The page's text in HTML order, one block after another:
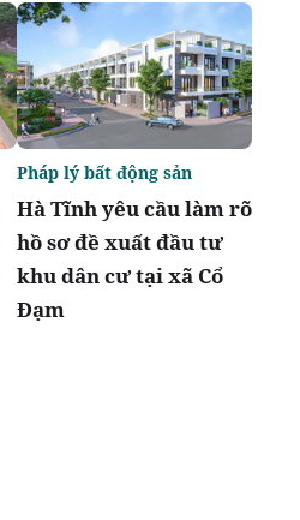
Hà Tĩnh yêu cầu làm rõ
hồ sơ đề xuất đầu tư
khu dân cư tại xã Cổ
Đạm
Pháp lý bất động sản